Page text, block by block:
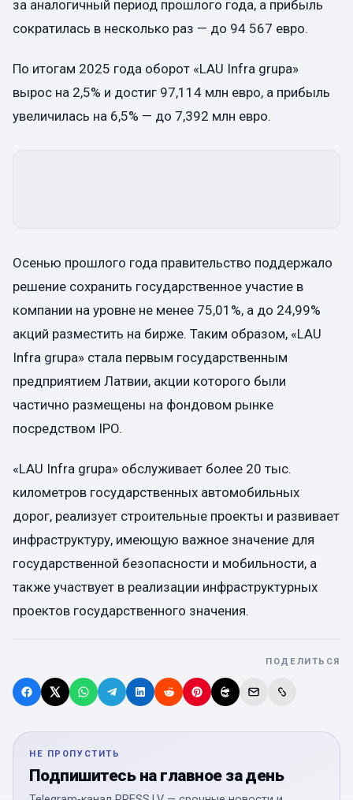
за аналогичный период прошлого года, а прибыль
сократилась в несколько раз — до 94 567 евро.
По итогам 2025 года оборот «LAU Infra grupa»
вырос на 2,5% и достиг 97,114 млн евро, а прибыль
увеличилась на 6,5% — до 7,392 млн евро.
Осенью прошлого года правительство поддержало
решение сохранить государственное участие в
компании на уровне не менее 75,01%, а до 24,99%
акций разместить на бирже. Таким образом, «LAU
Infra grupa» стала первым государственным
предприятием Латвии, акции которого были
частично размещены на фондовом рынке
посредством IPO.
«LAU Infra grupa» обслуживает более 20 тыс.
километров государственных автомобильных
дорог, реализует строительные проекты и развивает
инфраструктуру, имеющую важное значение для
государственной безопасности и мобильности, а
также участвует в реализации инфраструктурных
проектов государственного значения.
ПОДЕЛИТЬСЯ
НЕ ПРОПУСТИТЬ
Подпишитесь на главное за день